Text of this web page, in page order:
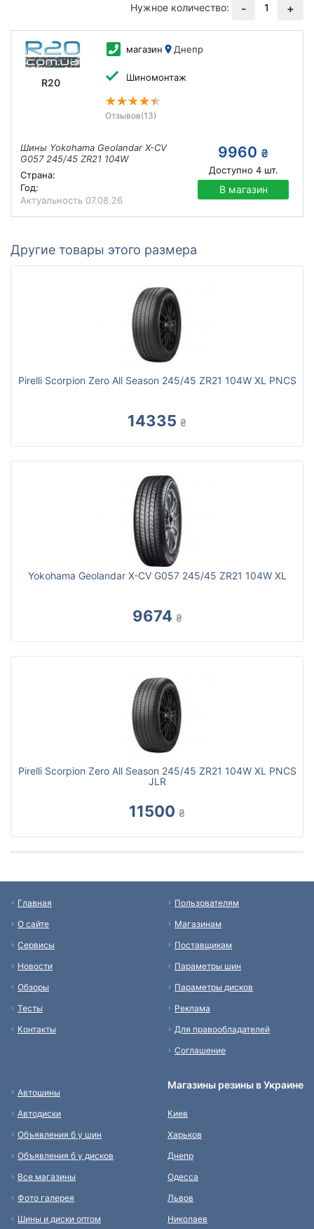
Нужное количество:
- 1 +
R20
магазин Днепр
Шиномонтаж
Отзывов(13)
Шины Yokohama Geolandar X-CV
G057 245/45 ZR21 104W
Страна:
Год:
Актуальность 07.08.26
9960 ₴
Доступно 4шт.
В магазин
Другие товары этого размера
Pirelli Scorpion Zero All Season 245/45 ZR21 104W XL PNCS
14335 ₴
Yokohama Geolandar X-CV G057 245/45 ZR21 104W XL
9674 ₴
Pirelli Scorpion Zero All Season 245/45 ZR21 104W XL PNCS
JLR
11500 ₴
Главная
О сайте
Сервисы
Новости
Обзоры
Тесты
Контакты
Пользователям
Магазинам
Поставщикам
Параметры шин
Параметры дисков
Реклама
Для правообладателей
Соглашение
Автошины
Автодиски
Объявления б у шин
Объявления б у дисков
Все магазины
Фото галерея
Шины и диски оптом
Магазины резины в Украине
Киев
Харьков
Днепр
Одесса
Львов
Николаев